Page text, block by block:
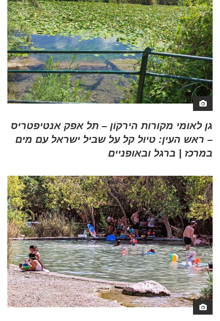
גן לאומי מקורות הירקון – תל אפק אנטיפטריס
– ראש העין: טיול קל על שביל ישראל עם מים
במרכז | ברגל ובאופניים